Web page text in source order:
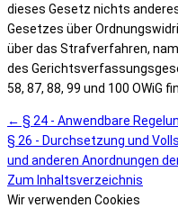
dieses Gesetz nichts
Gesetzes über
über das Strafverfahren,
des
58, 87, 88, 99 und 100 OWiG
← § 24 - Anwendbare
§ 26 - Durchsetzung und
und anderen Anordnungen
Zum Inhaltsverzeichnis
Wir verwenden Cookies